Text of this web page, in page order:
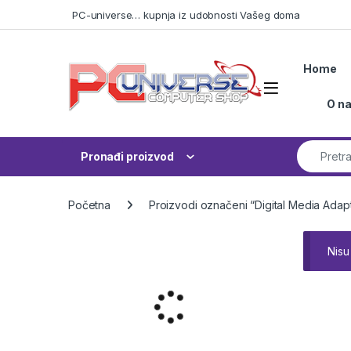
PC-universe… kupnja iz udobnosti Vašeg doma
Open
Home
O
Pronađi proizvod
Search for:
Početna Proizvodi označeni “Digital Media